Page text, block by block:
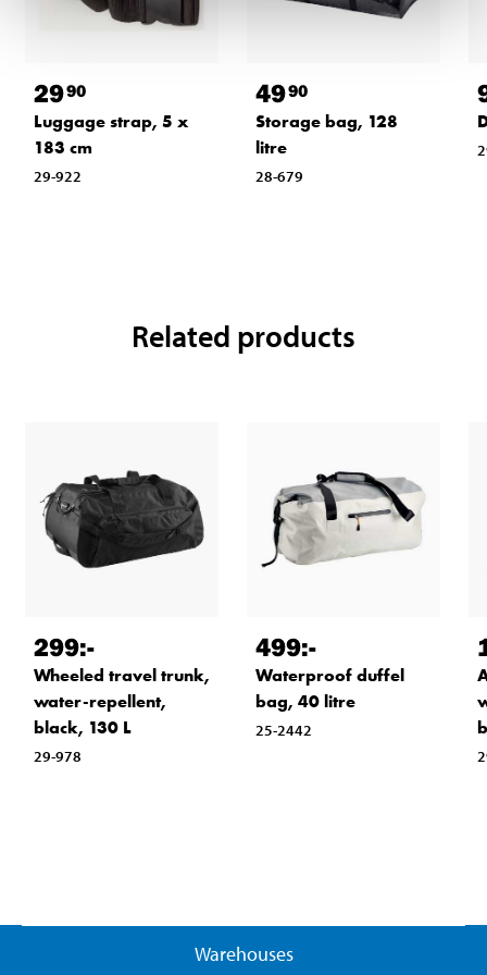
2990
Luggage strap, 5 x
183 cm
29-922
4990
Storage bag, 128
litre
28-679
Related products
299:-
Wheeled travel trunk,
water-repellent,
black, 130 L
29-978
499:-
Waterproof duffel
bag, 40 litre
25-2442
Warehouses